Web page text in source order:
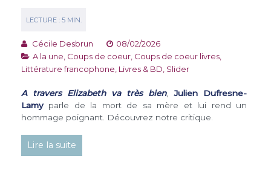
Cécile Desbrun
08/02/2026
A la une Coups de coeur Coups de coeur livres
Littérature francophone Livres & BD Slider
A travers Elizabeth va très bien, Julien Dufresne-
Lamyparle de la mort de sa mère et lui rend un
hommage poignant. Découvrez notre critique.
Lire la suite